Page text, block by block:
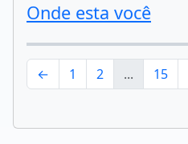
Onde esta você
← 1 2 ... 15